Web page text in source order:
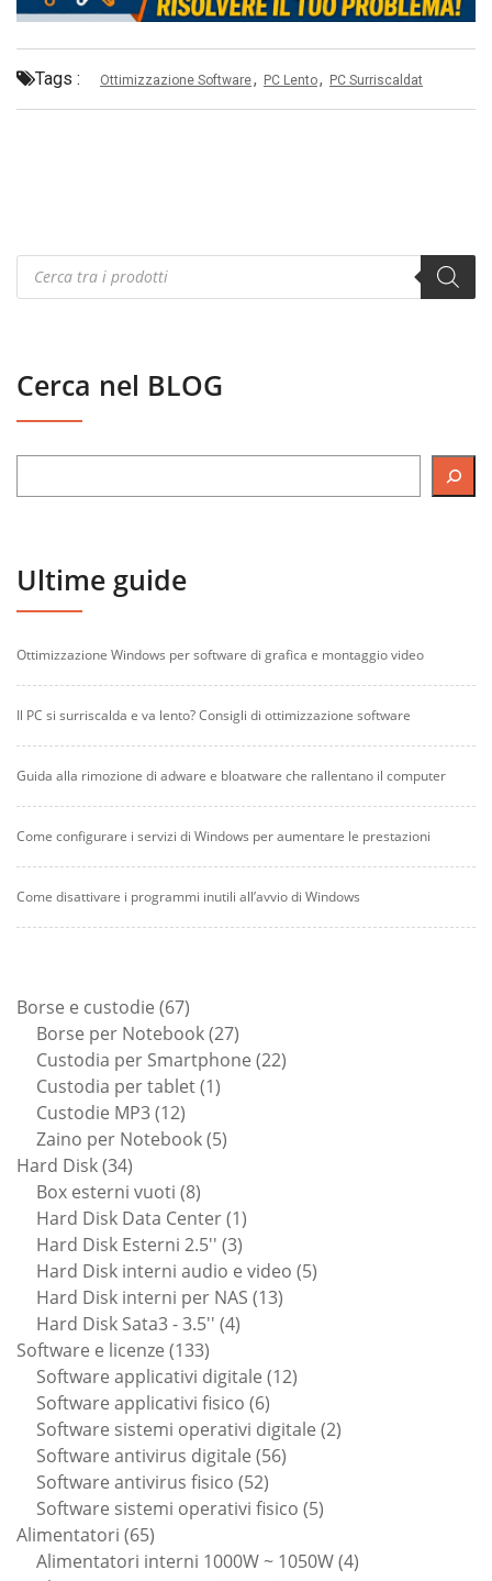
Tags : Ottimizzazione Software, PC Lento, PC Surriscaldat
Products
search
Cerca nel BLOG
Ultime guide
Ottimizzazione Windows per software di grafica e montaggio video
Il PC si surriscalda e va lento? Consigli di ottimizzazione software
Guida alla rimozione di adware e bloatware che rallentano il computer
Come configurare i servizi di Windows per aumentare le prestazioni
Come disattivare i programmi inutili all’avvio di Windows
Borse e custodie 6767
prodotti
Borse per Notebook 2727
prodotti
Custodia per Smartphone 2222
Custodia per tablet 11
Custodie MP3 1212
prodotti
Zaino per Notebook 55
Hard Disk 3434
prodotti
Box esterni vuoti 88
prodotti
Hard Disk Data Center 11
prodotto
Hard Disk Esterni 2.5'' 33
prodotti
Hard Disk interni audio e video 55
Hard Disk interni per NAS 1313
Hard Disk Sata3 - 3.5'' 44
Software e licenze 133133
prodotti
Software applicativi digitale 1212
Software applicativi fisico 66
prodotti
Software sistemi operativi digitale 22
Software antivirus digitale 5656
Software antivirus fisico 5252
prodotti
Software sistemi operativi fisico 55
Alimentatori 6565
prodotti
Alimentatori interni 1000W ~ 1050W 44